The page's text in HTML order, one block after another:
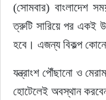
(সোমবার) বাংলাদেশ
ত্রুটি সারিয়ে পর একই
হবে। এজন্য বিকল্প
যন্ত্রাংশ পৌঁছানো ও
হোটেলেই অবস্থান